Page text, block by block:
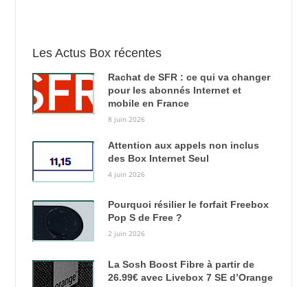
Les Actus Box récentes
Rachat de SFR : ce qui va changer
pour les abonnés Internet et
mobile en France
8 juin 2026
Attention aux appels non inclus
des Box Internet Seul
4 juin 2026
Pourquoi résilier le forfait Freebox
Pop S de Free ?
2 juin 2026
La Sosh Boost Fibre à partir de
26.99€ avec Livebox 7 SE d’Orange